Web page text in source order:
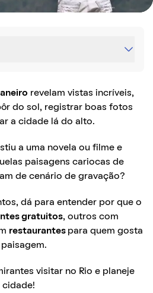
revelam vistas incríveis,
do sol, registrar boas fotos
a cidade lá do alto.
a uma novela ou filme e
paisagens cariocas de
de cenário de gravação?
dá para entender por que o
gratuitos, outros com
restaurantes para quem gosta
visitar no Rio e planeje
cidade!